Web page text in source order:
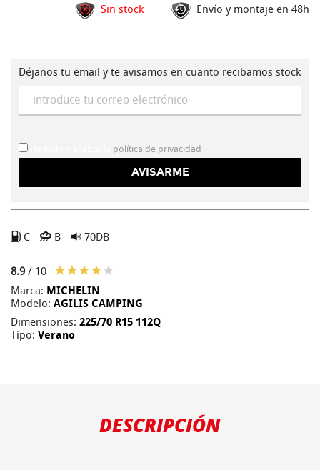
Sin stock Envío y montaje en 48h
Déjanos tu email y te avisamos en cuanto recibamos stock
política de privacidad
C B 70DB
8.9/ 10
Marca: MICHELIN
Modelo: AGILIS CAMPING
Dimensiones: 225/70 R15 112Q
Tipo: Verano
DESCRIPCIÓN